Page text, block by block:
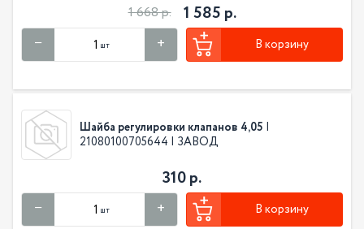
1 668 р. 1 585 р.
шт В корзину
Шайба регулировки клапанов 4,05 |
21080100705644 | ЗАВОД
310 р.
шт В корзину